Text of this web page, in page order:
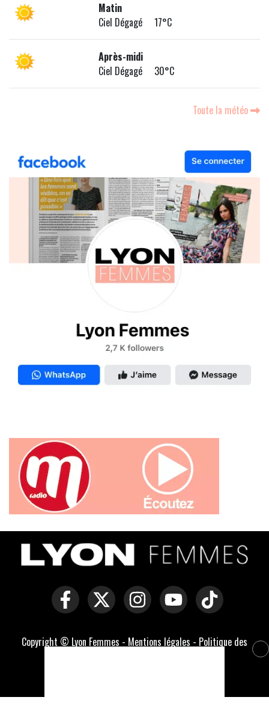
Matin
Ciel Dégagé 17°C
Après-midi
Ciel Dégagé 30°C
Toute la météo
Copyright © Lyon Femmes - Mentions légales - Politique des